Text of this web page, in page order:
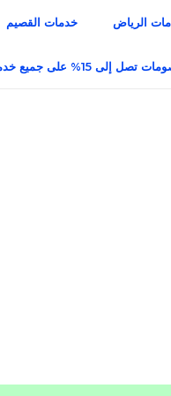
الرياض خدمات القصيم
على جميع خدماتنا